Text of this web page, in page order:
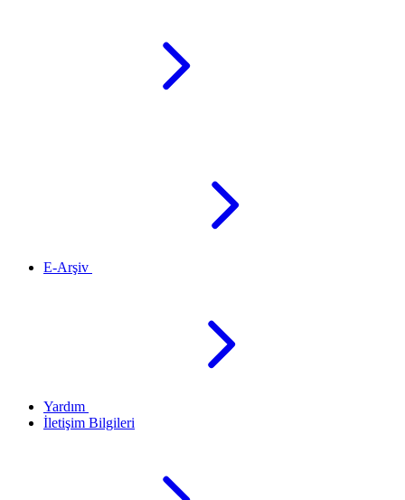
E-Arşiv
Yardım
İletişim Bilgileri